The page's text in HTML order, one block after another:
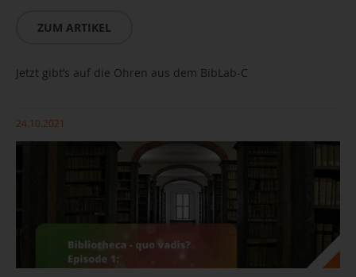
ZUM ARTIKEL
Jetzt gibt’s auf die Ohren aus dem BibLab-C
24.10.2021